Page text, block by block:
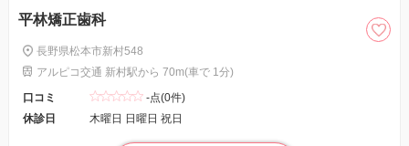
平林矯正歯科
長野県松本市新村548
アルピコ交通 新村駅から 70m(車で 1分)
口コミ
-点(0件)
休診日
木曜日 日曜日 祝日